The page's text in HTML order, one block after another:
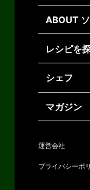
ABOUT
レシピを
シェフ
マガジン
運営会社
プライバシーポ